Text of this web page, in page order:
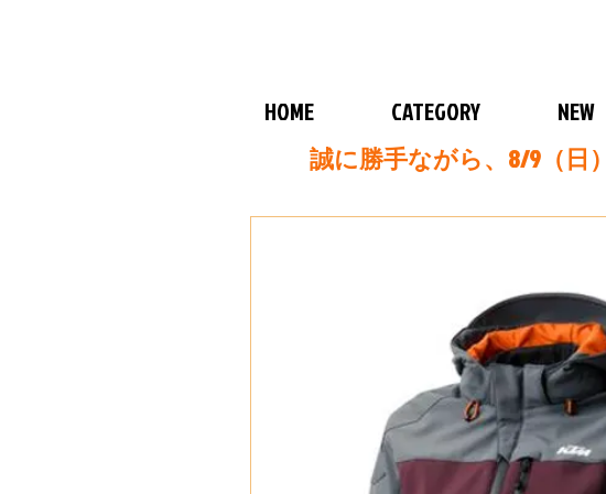
HOME CATEGORY NEW
誠に勝手ながら、8/9（日